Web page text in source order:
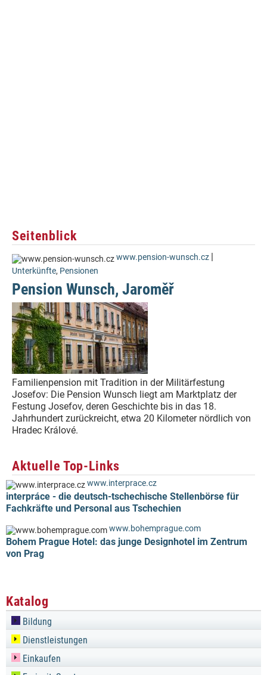
Seitenblick
www.pension-wunsch.cz |
Unterkünfte, Pensionen
Pension Wunsch, Jaroměř
Familienpension mit Tradition in der Militärfestung
Josefov: Die Pension Wunsch liegt am Marktplatz der
Festung Josefov, deren Geschichte bis in das 18.
Jahrhundert zurückreicht, etwa 20 Kilometer nördlich von
Hradec Králové.
Aktuelle Top-Links
www.interprace.cz
interpráce - die deutsch-tschechische Stellenbörse für
Fachkräfte und Personal aus Tschechien
www.bohemprague.com
Bohem Prague Hotel: das junge Designhotel im Zentrum
von Prag
Katalog
Bildung
Dienstleistungen
Einkaufen